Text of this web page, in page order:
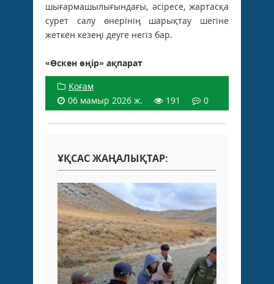
шығармашылығындағы, әсіресе, жартасқа
сурет салу өнерінің шарықтау шегіне
жеткен кезеңі деуге негіз бар.
«Өскен өңір» ақпарат
Қоғам
06 мамыр 2026 ж.
191 0
ҰҚСАС ЖАҢАЛЫҚТАР: